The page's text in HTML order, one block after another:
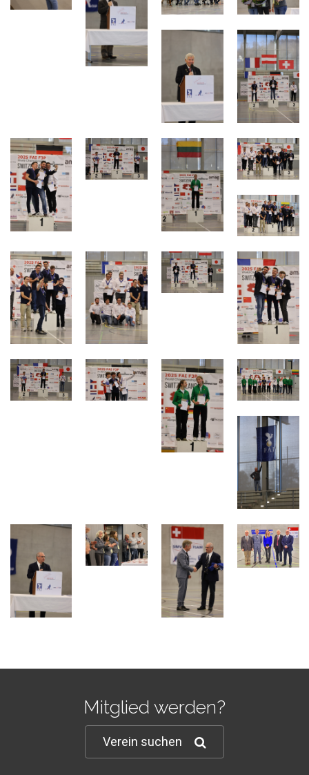
Mitglied werden?
Verein suchen